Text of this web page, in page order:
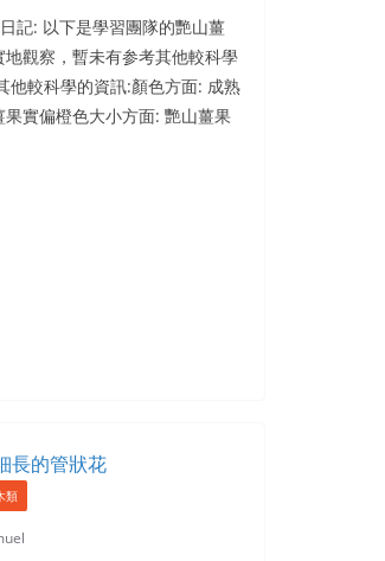
記: 以下是學習團隊的艷山薑
觀察，暫未有参考其他較科學
他較科學的資訊:顏色方面: 成熟
實偏橙色大小方面: 艷山薑果
類